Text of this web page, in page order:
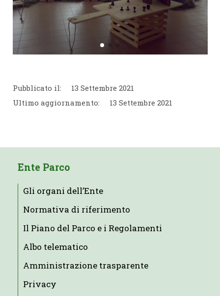
Pubblicato il:
13 Settembre 2021
Ultimo aggiornamento:
13 Settembre 2021
Ente Parco
Gli organi dell’Ente
Normativa di riferimento
Il Piano del Parco e i Regolamenti
Albo telematico
Amministrazione trasparente
Privacy